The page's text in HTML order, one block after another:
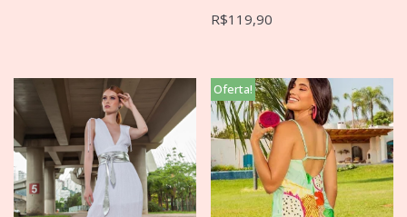
R$119,90
Oferta!